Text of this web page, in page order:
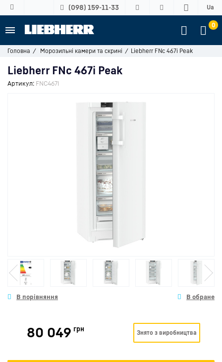
(098) 159-11-33 Ua
0
Головна Морозильні камери та скрині Liebherr FNc 467i Peak
Liebherr FNc 467i Peak
Артикул: FNC467I
80 049 грн Знято з виробництва